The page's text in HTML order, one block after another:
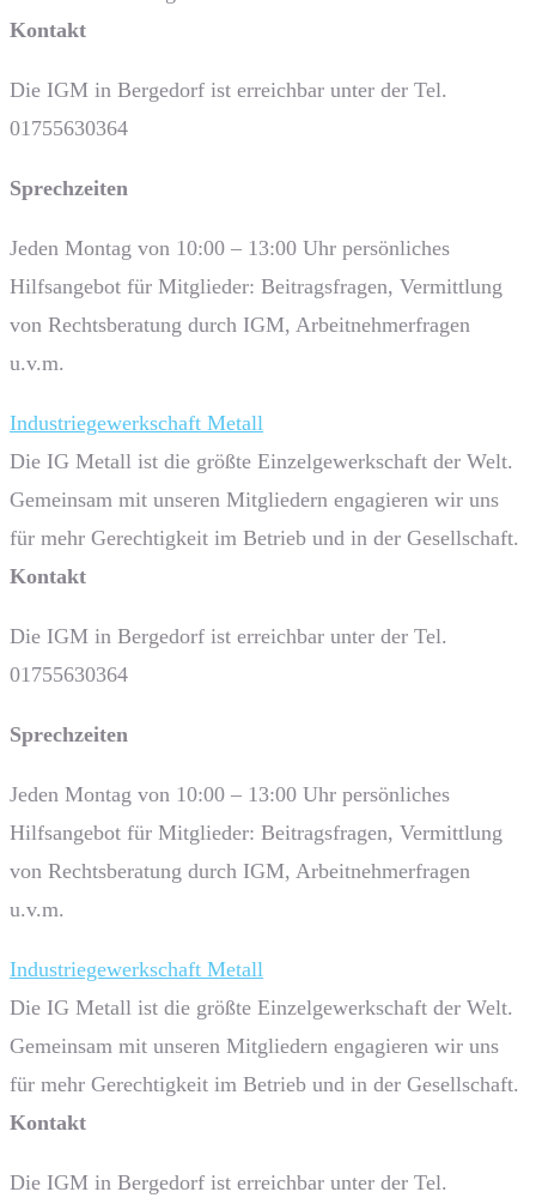
Kontakt
Die IGM in Bergedorf ist erreichbar unter der Tel.
01755630364
Sprech­zeiten
Jeden Montag von 10:00 – 13:00 Uhr persönliches
Hilfsangebot für Mitglieder: Beitragsfragen, Vermittlung
von Rechtsberatung durch IGM, Arbeitnehmerfragen
u.v.m.
Industriegewerkschaft Metall
Die IG Metall ist die größte Einzelgewerkschaft der Welt.
Gemeinsam mit unseren Mitgliedern engagieren wir uns
für mehr Gerechtigkeit im Betrieb und in der Gesellschaft.
Kontakt
Die IGM in Bergedorf ist erreichbar unter der Tel.
01755630364
Sprech­zeiten
Jeden Montag von 10:00 – 13:00 Uhr persönliches
Hilfsangebot für Mitglieder: Beitragsfragen, Vermittlung
von Rechtsberatung durch IGM, Arbeitnehmerfragen
u.v.m.
Industriegewerkschaft Metall
Die IG Metall ist die größte Einzelgewerkschaft der Welt.
Gemeinsam mit unseren Mitgliedern engagieren wir uns
für mehr Gerechtigkeit im Betrieb und in der Gesellschaft.
Kontakt
Die IGM in Bergedorf ist erreichbar unter der Tel.